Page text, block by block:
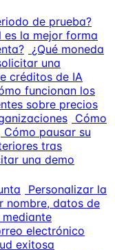
de prueba?
es la mejor forma
¿Qué moneda
una
créditos de IA
funcionan los
sobre precios
Cómo
Cómo pausar su
tras
una demo
Personalizar la
nombre, datos de
electrónico
exitosa